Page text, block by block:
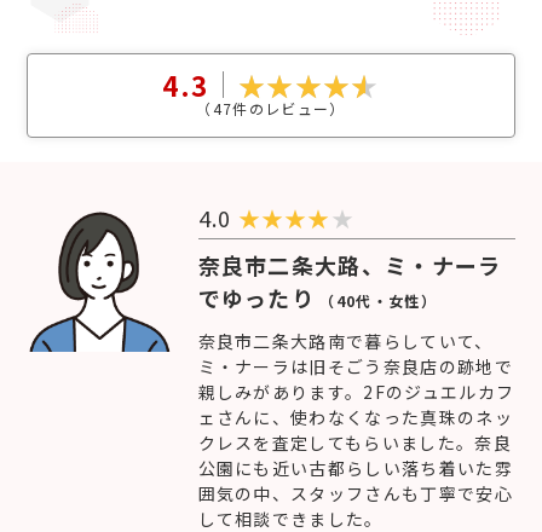
4.3
（47件のレビュー）
4.0 ★★★★★
奈良市二条大路、ミ・ナーラ
でゆったり
（40代・女性）
奈良市二条大路南で暮らしていて、
ミ・ナーラは旧そごう奈良店の跡地で
親しみがあります。2Fのジュエルカフ
ェさんに、使わなくなった真珠のネッ
クレスを査定してもらいました。奈良
公園にも近い古都らしい落ち着いた雰
囲気の中、スタッフさんも丁寧で安心
して相談できました。